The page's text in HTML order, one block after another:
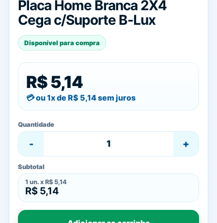
Placa Home Branca 2X4
Cega c/Suporte B-Lux
Disponível para compra
R$ 5,14
ou 1x de R$ 5,14sem juros
Quantidade
- +
Subtotal
1 un. x R$ 5,14
R$ 5,14